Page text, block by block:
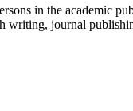
in the academic
writing, journal